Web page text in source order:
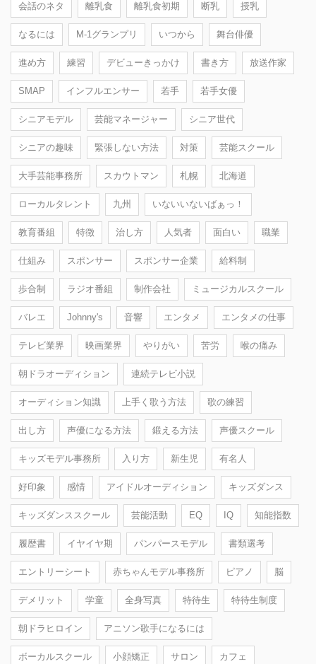
会話のネタ 離乳食 離乳食初期 断乳 授乳
なるには M-1グランプリ いつから 舞台俳優
進め方 練習 デビューきっかけ 書き方 放送作家
SMAP インフルエンサー 若手 若手女優
シニアモデル 芸能マネージャー シニア世代
シニアの趣味 緊張しない方法 対策 芸能スクール
大手芸能事務所 スカウトマン 札幌 北海道
ローカルタレント 九州 いないいないばぁっ！
教育番組 特徴 治し方 人気者 面白い 職業
仕組み スポンサー スポンサー企業 給料制
歩合制 ラジオ番組 制作会社 ミュージカルスクール
バレエ Johnny's 音響 エンタメ エンタメの仕事
テレビ業界 映画業界 やりがい 苦労 喉の痛み
朝ドラオーディション 連続テレビ小説
オーディション知識 上手く歌う方法 歌の練習
出し方 声優になる方法 鍛える方法 声優スクール
キッズモデル事務所 入り方 新生児 有名人
好印象 感情 アイドルオーディション キッズダンス
キッズダンススクール 芸能活動 EQ IQ 知能指数
履歴書 イヤイヤ期 パンパースモデル 書類選考
エントリーシート 赤ちゃんモデル事務所 ピアノ 脳
デメリット 学童 全身写真 特待生 特待生制度
朝ドラヒロイン アニソン歌手になるには
ボーカルスクール 小顔矯正 サロン カフェ